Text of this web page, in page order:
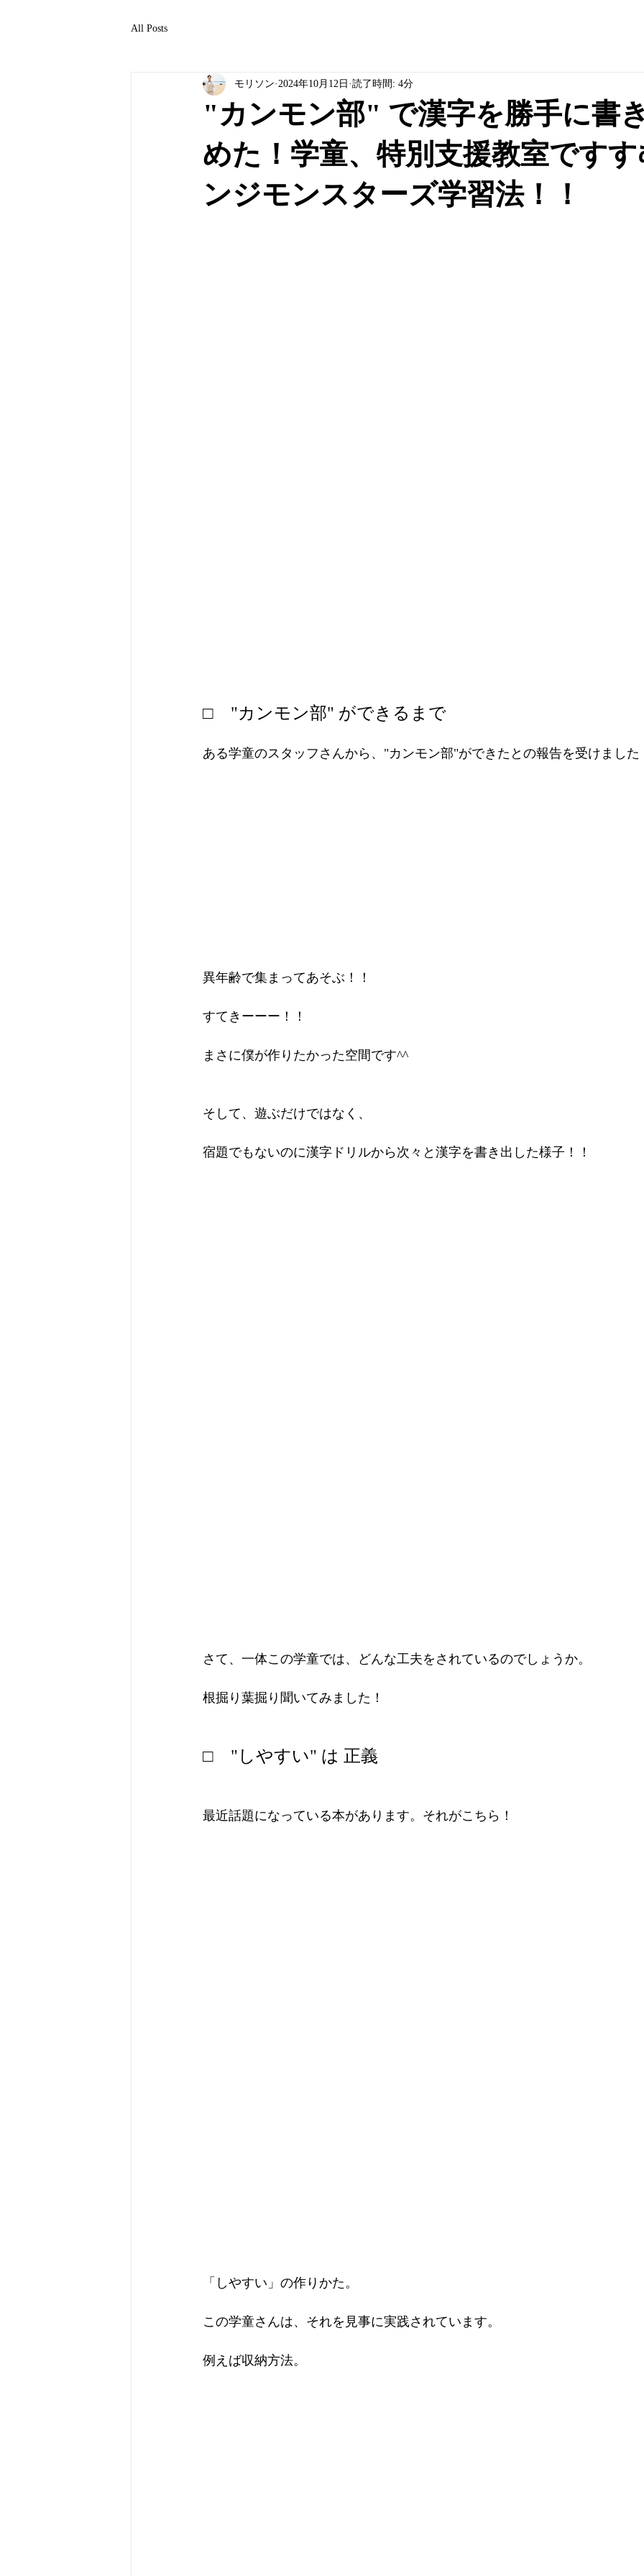
All Posts
"カンモン部" で漢字を勝手に書
めた！学童、特別支援教室です
ンジモンスターズ学習法！！
モリソン 2024年10月12日 読了時間: 4分
□　"カンモン部" ができるまで
ある学童のスタッフさんから、"カンモン部"ができたとの報告を受けました
異年齢で集まってあそぶ！！
すてきーーー！！
まさに僕が作りたかった空間です^^
そして、遊ぶだけではなく、
宿題でもないのに漢字ドリルから次々と漢字を書き出した様子！！
さて、一体この学童では、どんな工夫をされているのでしょうか。
根掘り葉掘り聞いてみました！
□　"しやすい" は 正義
最近話題になっている本があります。それがこちら！
「しやすい」の作りかた。
この学童さんは、それを見事に実践されています。
例えば収納方法。